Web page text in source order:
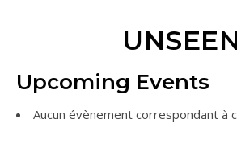
Upcoming Events
Aucun évènement correspondant à